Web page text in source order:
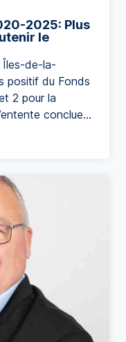
2025: Plus
le
Îles-de-la-
positif du Fonds
2 pour la
conclue
et de
local